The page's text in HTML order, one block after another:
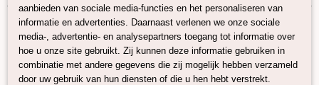
aanbieden van sociale media-functies en het personaliseren van
informatie en advertenties. Daarnaast verlenen we onze sociale
media-, advertentie- en analysepartners toegang tot informatie over
hoe u onze site gebruikt. Zij kunnen deze informatie gebruiken in
combinatie met andere gegevens die zij mogelijk hebben verzameld
door uw gebruik van hun diensten of die u hen hebt verstrekt.